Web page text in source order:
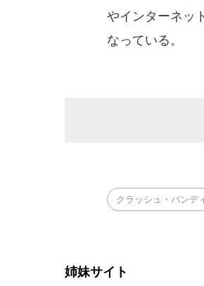
やインターネッ
なっている。
クラッシュ・バンデ
姉妹サイト